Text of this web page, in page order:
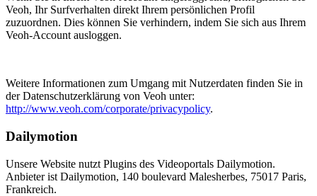
Veoh, Ihr Surfverhalten direkt Ihrem persönlichen Profil
zuzuordnen. Dies können Sie verhindern, indem Sie sich aus Ihrem
Veoh-Account ausloggen.
Weitere Informationen zum Umgang mit Nutzerdaten finden Sie in
der Datenschutzerklärung von Veoh unter:
http://www.veoh.com/corporate/privacypolicy.
Dailymotion
Unsere Website nutzt Plugins des Videoportals Dailymotion.
Anbieter ist Dailymotion, 140 boulevard Malesherbes, 75017 Paris,
Frankreich.